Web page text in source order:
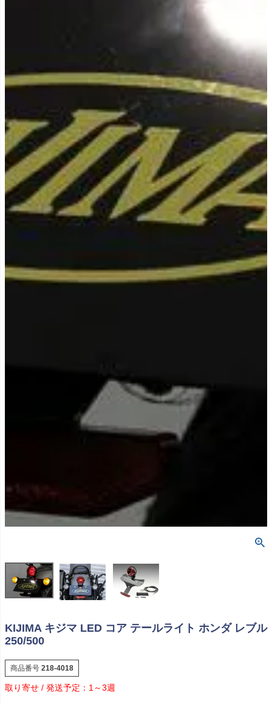
KIJIMA キジマ LED コア テールライト ホンダ レブル
250/500
商品番号 218-4018
1～3週